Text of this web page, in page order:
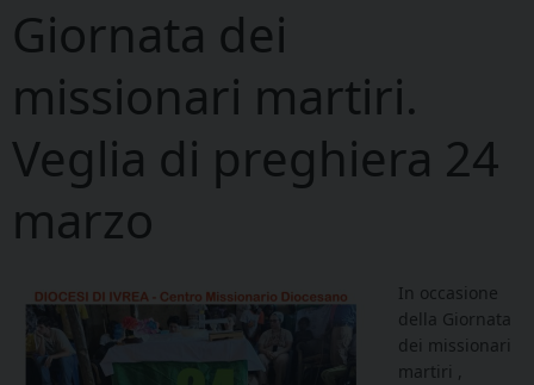
Giornata dei
missionari martiri.
Veglia di preghiera 24
marzo
In occasione
della Giornata
dei missionari
martiri ,